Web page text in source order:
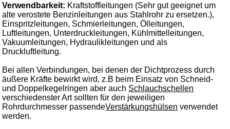
Verwendbarkeit: Kraftstoffleitungen (Sehr gut geeignet um
alte verostete Benzinleitungen aus Stahlrohr zu ersetzen.),
Einspritzleitungen, Schmierleitungen, Ölleitungen,
Luftleitungen, Unterdruckleitungen, Kühlmittelleitungen,
Vakuumleitungen, Hydraulikleitungen und als
Druckluftleitung.
Bei allen Verbindungen, bei denen der Dichtprozess durch
äußere Kräfte bewirkt wird, z.B beim Einsatz von Schneid-
und Doppelkegelringen aber auch Schlauchschellen
verschiedenster Art sollten für den jeweiligen
Rohrdurchmesser passendeVerstärkungshülsen verwendet
werden.